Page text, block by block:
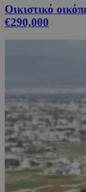
Οικιστικό
€290,000